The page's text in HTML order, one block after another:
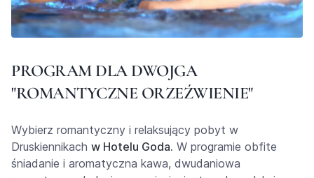
PROGRAM DLA DWOJGA
"ROMANTYCZNE ORZEŹWIENIE"
Wybierz romantyczny i relaksujący pobyt w
Druskiennikach w Hotelu Goda. W programie obfite
śniadanie i aromatyczna kawa, dwudaniowa